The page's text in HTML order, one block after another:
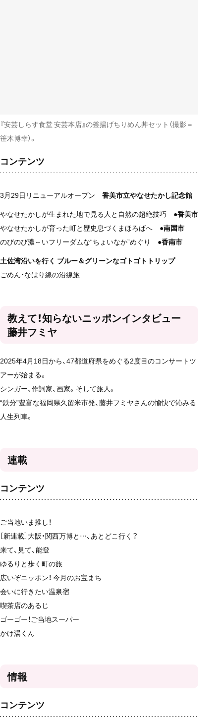
『安芸しらす食堂 安芸本店』の釜揚げちりめん丼セット（撮影＝
笹木博幸）。
コンテンツ
3月29日リニューアルオープン 香美市立やなせたかし記念館
やなせたかしが生まれた地で見る人と自然の超絶技巧 ●香美市
やなせたかしが育った町と歴史息づくまほろばへ ●南国市
のびのび濃～いフリーダムな“ちょいなか”めぐり ●香南市
土佐湾沿いを行く ブルー＆グリーンなゴトゴトトリップ
ごめん・なはり線の沿線旅
教えて！知らないニッポンインタビュー
藤井フミヤ
2025年4月18日から、47都道府県をめぐる2度目のコンサートツ
アーが始まる。
シンガー、作詞家、画家。そして旅人。
“鉄分”豊富な福岡県久留米市発、藤井フミヤさんの愉快で沁みる
人生列車。
連載
コンテンツ
ご当地いま推し！
［新連載］大阪・関西万博と…、あとどこ行く？
来て、見て、能登
ゆるりと歩く町の旅
広いぞニッポン！ 今月のお宝まち
会いに行きたい温泉宿
喫茶店のあるじ
ゴーゴー！ご当地スーパー
かけ湯くん
情報
コンテンツ